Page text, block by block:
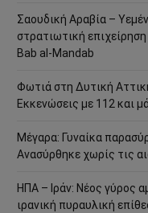
Σαουδική Αραβία –
στρατιωτική
Bab al-Mandab
Φωτιά στη Δυτική
Εκκενώσεις με 112 και
Μέγαρα: Γυναίκα
Ανασύρθηκε χωρίς τις
ΗΠΑ – Ιράν: Νέος γύρος
ιρανική πυραυλική